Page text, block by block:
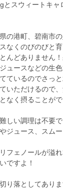
とスウィートキ
の港町、碧南市
なくのびのびと
んどありません
ュースなどの生
ているのでさっ
いただけるので
なく摂ることがで
しい調理は不要
ジュース、スムー
フェノールが溢
ですよ！
り落としてありま